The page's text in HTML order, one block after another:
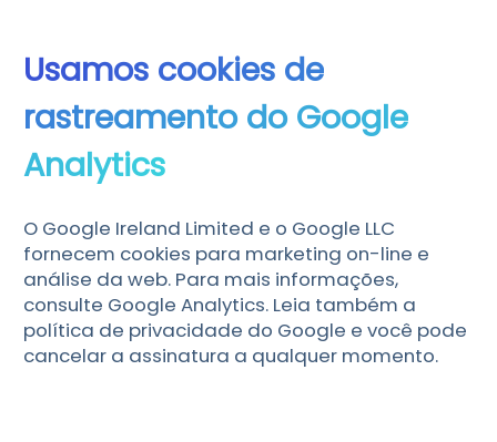
Usamos cookies de
rastreamento do Google
Analytics
O Google Ireland Limited e o Google LLC
fornecem cookies para marketing on-line e
análise da web. Para mais informações,
consulte Google Analytics. Leia também a
política de privacidade do Google e você pode
cancelar a assinatura a qualquer momento.